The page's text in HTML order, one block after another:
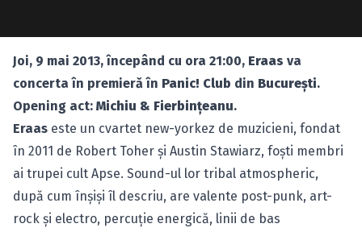
Joi, 9 mai 2013, începând cu ora 21:00, Eraas va
concerta în premieră în Panic! Club din Bucureşti.
Opening act: Michiu & Fierbinţeanu.
Eraas este un cvartet new-yorkez de muzicieni, fondat
în 2011 de Robert Toher şi Austin Stawiarz, foşti membri
ai trupei cult Apse. Sound-ul lor tribal atmospheric,
după cum înşişi îl descriu, are valente post-punk, art-
rock şi electro, percuţie energică, linii de bas